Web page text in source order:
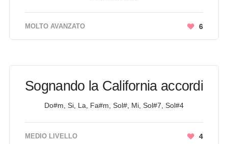
MOLTO AVANZATO 6
Sognando la California accordi
Do#m, Si, La, Fa#m, Sol#, Mi, Sol#7, Sol#4
MEDIO LIVELLO 4